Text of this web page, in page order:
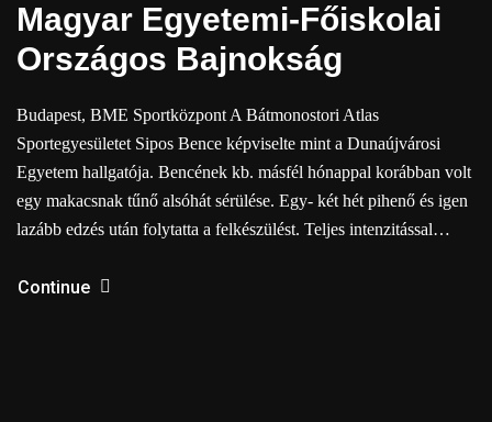
Magyar Egyetemi-Főiskolai
Országos Bajnokság
Budapest, BME Sportközpont A Bátmonostori Atlas
Sportegyesületet Sipos Bence képviselte mint a Dunaújvárosi
Egyetem hallgatója. Bencének kb. másfél hónappal korábban volt
egy makacsnak tűnő alsóhát sérülése. Egy- két hét pihenő és igen
lazább edzés után folytatta a felkészülést. Teljes intenzitással…
Continue